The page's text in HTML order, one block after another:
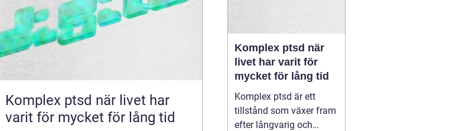
Komplex ptsd när livet har
varit för mycket för lång tid
Komplex ptsd när
livet har varit för
mycket för lång tid
Komplex ptsd är ett
tillstånd som växer fram
efter långvarig och